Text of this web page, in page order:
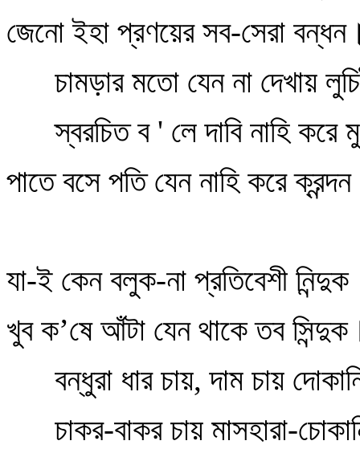
জেনো ইহা প্রণয়ের সব-সেরা
চামড়ার মতো যেন না দেখায়
স্বরচিত ব ' লে দাবি নাহি করে
পাতে বসে পতি যেন নাহি করে
যা-ই কেন বলুক-না প্রতিবেশী নিন্দুক
খুব ক’ষে আঁটা যেন থাকে তব
বন্ধুরা ধার চায়, দাম চায়
চাকর-বাকর চায় মাসহারা-